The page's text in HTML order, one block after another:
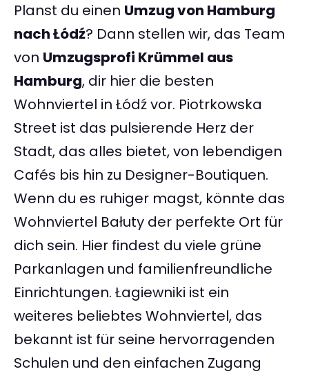
Planst du einen Umzug von Hamburg
nach Łódź? Dann stellen wir, das Team
von Umzugsprofi Krümmel aus
Hamburg, dir hier die besten
Wohnviertel in Łódź vor. Piotrkowska
Street ist das pulsierende Herz der
Stadt, das alles bietet, von lebendigen
Cafés bis hin zu Designer-Boutiquen.
Wenn du es ruhiger magst, könnte das
Wohnviertel Bałuty der perfekte Ort für
dich sein. Hier findest du viele grüne
Parkanlagen und familienfreundliche
Einrichtungen. Łagiewniki ist ein
weiteres beliebtes Wohnviertel, das
bekannt ist für seine hervorragenden
Schulen und den einfachen Zugang